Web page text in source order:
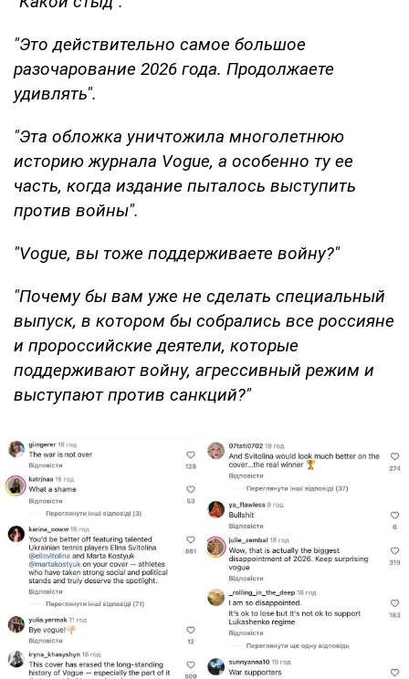
"Это действительно самое большое
разочарование 2026 года. Продолжаете
удивлять".
"Эта обложка уничтожила многолетнюю
историю журнала Vogue, а особенно ту ее
часть, когда издание пыталось выступить
против войны".
"Vogue, вы тоже поддерживаете войну?"
"Почему бы вам уже не сделать специальный
выпуск, в котором бы собрались все россияне
и пророссийские деятели, которые
поддерживают войну, агрессивный режим и
выступают против санкций?"